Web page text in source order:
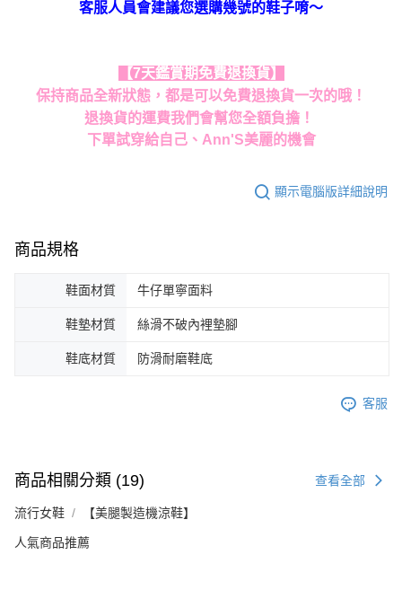
客服人員會建議您選購幾號的鞋子唷～
【7天鑑賞期免費退換貨】
保持商品全新狀態，都是可以免費退換貨一次的哦！
退換貨的運費我們會幫您全額負擔！
下單試穿給自己、Ann'S美麗的機會
顯示電腦版詳細說明
商品規格
鞋面材質 牛仔單寧面料
鞋墊材質 絲滑不破內裡墊腳
鞋底材質 防滑耐磨鞋底
客服
商品相關分類 (19) 查看全部
流行女鞋 【美腿製造機涼鞋】
人氣商品推薦